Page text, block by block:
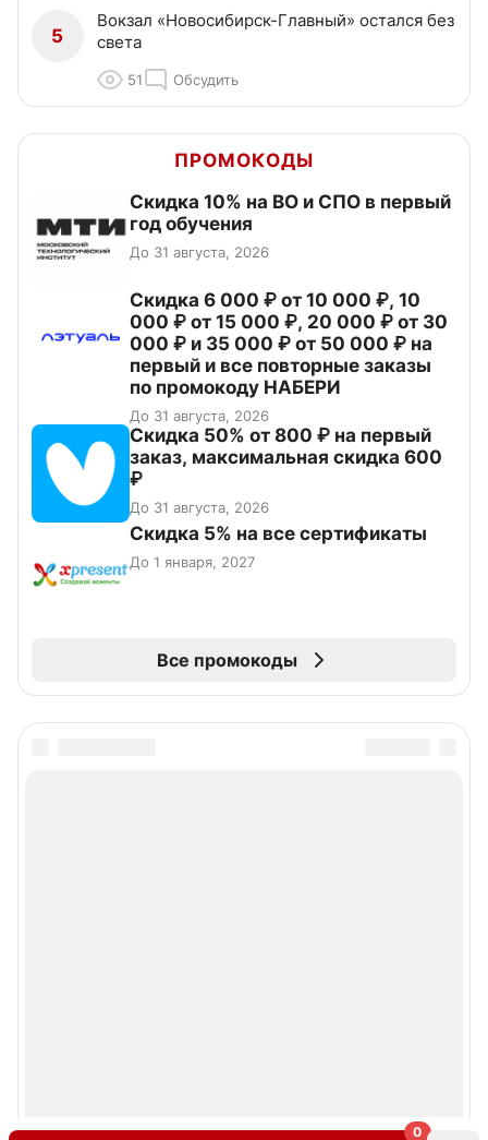
0
5
Вокзал «Новосибирск-Главный» остался без
света
51 Обсудить
ПРОМОКОДЫ
Скидка 10% на ВО и СПО в первый
год обучения
До 31 августа, 2026
Скидка 6 000 ₽ от 10 000 ₽, 10
000 ₽ от 15 000 ₽, 20 000 ₽ от 30
000 ₽ и 35 000 ₽ от 50 000 ₽ на
первый и все повторные заказы
по промокоду НАБЕРИ
До 31 августа, 2026
Скидка 50% от 800 ₽ на первый
заказ, максимальная скидка 600
₽
До 31 августа, 2026
Скидка 5% на все сертификаты
До 1 января, 2027
Все промокоды